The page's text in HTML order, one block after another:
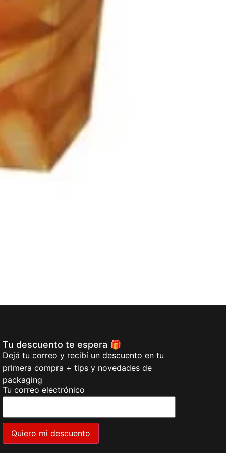
Tu descuento te espera 🎁
Dejá tu correo y recibí un descuento en tu
primera compra + tips y novedades de
packaging
Tu correo electrónico